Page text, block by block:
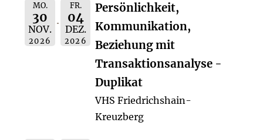
MO.
30
NOV.
2026
FR.
04
DEZ.
2026
Persönlichkeit,
Kommunikation,
Beziehung mit
Transaktionsanalyse -
Duplikat
VHS Friedrichshain-
Kreuzberg